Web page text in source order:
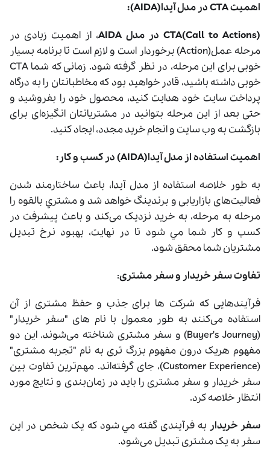
اهميت CTA در مدل آيدا(AIDA):
CTA(Call to Actions) در مدل AIDA
، از اهمیت زیادی در
مرحله عمل(Action) برخوردار است و لازم است تا برنامه بسیار
خوبی برای این مرحله، در نظر گرفته شود. زمانی که شما CTA
خوبی داشته باشید، قادر خواهید بود که مخاطبانتان را به درگاه
پرداخت سایت خود هدایت کنید، محصول خود را بفروشید و
حتی بعد از این مرحله بتوانید در مشتریانتان انگیزه‌ای برای
بازگشت به وب سایت و انجام خرید مجدد، ایجاد کنید.
اهمیت استفاده از مدل آیدا(AIDA) در کسب و کار:
به طور خلاصه استفاده از مدل آیدا، باعث ساختارمند شدن
فعالیت‌های بازاریابی و برندينگ خواهد شد و مشتري بالقوه را
مرحله به مرحله، به خرید نزدیک می‌کند و باعث پیشرفت در
کسب و کار شما مي شود تا در نهایت، بهبود نرخ تبديل
مشتریان شما محقق شود.
تفاوت سفر خریدار و سفر مشتری:
فرآیندهایی که شرکت ‌ها برای جذب و حفظ مشتری از آن
استفاده می‌کنند به طور معمول با نام‌ های "سفر خریدار"
(Buyer's Journey) و سفر مشتری شناخته می‌شوند. این دو
مفهوم هریک درون مفهوم بزرگ ‌تری به نام "تجربه مشتری"
(Customer Experience)، جای گرفته‌اند. مهم‌ترین تفاوت بین
سفر خریدار و سفر مشتری را باید در زمان‌بندی و نتایج مورد
انتظار خلاصه کرد.
سفر خریدار به فرآیندی گفته مي شود که یک شخص در این
سفر به یک مشتری تبدیل می‌شود.